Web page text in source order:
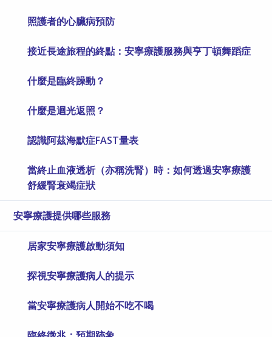
照護者的心臟病預防
接近長途旅程的終點：安寧療護服務與亨丁頓舞蹈症
什麼是臨終躁動？
什麼是迴光返照？
認識阿茲海默症FAST量表
當終止血液透析（亦稱洗腎）時：如何透過安寧療護
舒緩腎衰竭症狀
安寧療護提供哪些服務
居家安寧療護啟動須知
探視安寧療護病人的提示
當安寧療護病人開始不吃不喝